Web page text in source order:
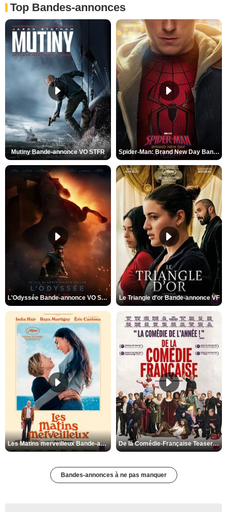
Top Bandes-annonces
Mutiny Bande-annonce VO STFR Spider-Man: Brand New Day Bande-annonce VO STFR
L'Odyssée Bande-annonce VO STFR Le Triangle d'or Bande-annonce VF
Les Matins merveilleux Bande-annonce VF De la Comédie-Française Teaser VF
Bandes-annonces à ne pas manquer